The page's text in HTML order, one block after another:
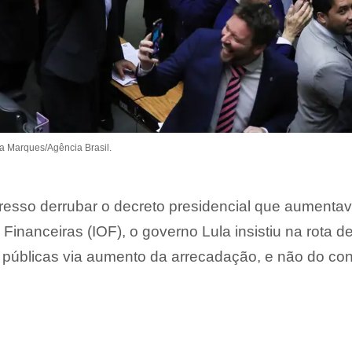
Marques/Agência Brasil.
derrubar o decreto presidencial que
(IOF), o governo Lula insistiu na rota
via aumento da arrecadação, e não do